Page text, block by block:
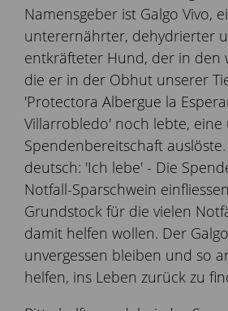
Namensgeber ist Galgo Vivo,
unterernährter, dehydrierter
entkräfteter Hund, der in den
die er in der Obhut unserer
'Protectora Albergue la
Villarrobledo' noch lebte, eine
Spendenbereitschaft
deutsch: 'Ich lebe' - Die
Notfall-Sparschwein
Grundstock für die vielen
damit helfen wollen. Der
unvergessen bleiben und so
helfen, ins Leben zurück zu